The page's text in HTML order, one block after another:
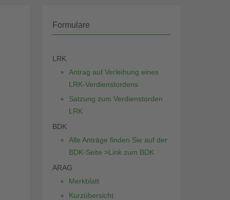
Formulare
LRK
Antrag auf Verleihung eines
LRK-Verdienstordens
Satzung zum Verdienstorden
LRK
BDK
Alle Anträge finden Sie auf der
BDK-Seite >Link zum BDK
ARAG
Merkblatt
Kurzübersicht